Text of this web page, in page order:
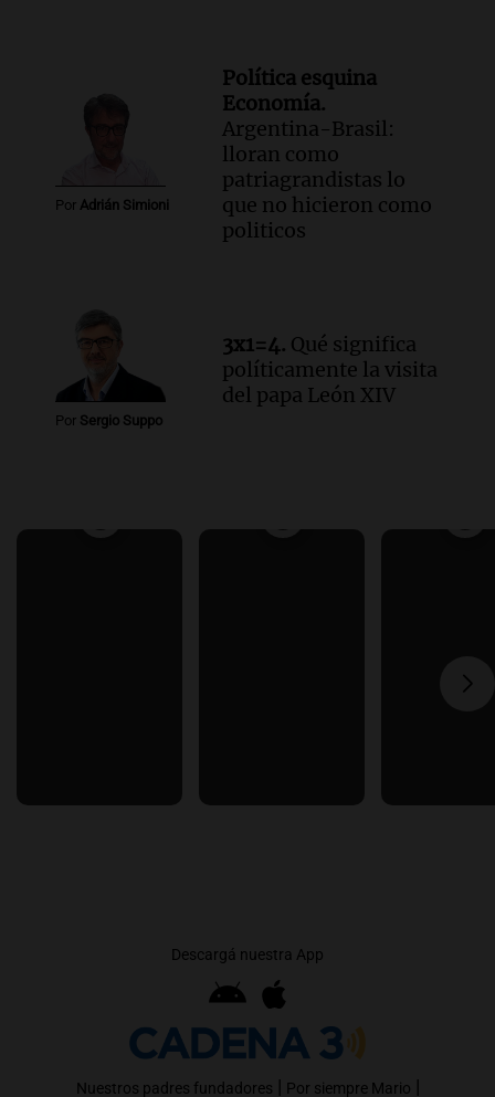
Por Adrián Simioni
Política esquina
Economía.
Argentina-Brasil:
lloran como
patriagrandistas lo
que no hicieron como
politicos
Por Sergio Suppo
3x1=4. Qué significa
políticamente la visita
del papa León XIV
Descargá nuestra App
Nuestros padres fundadores | Por siempre Mario |